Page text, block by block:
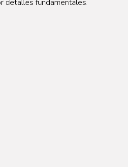
detalles fundamentales.